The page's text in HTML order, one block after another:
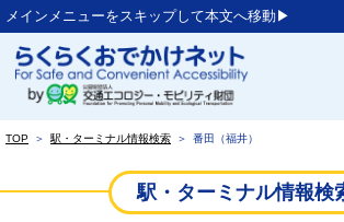
メインメニューをスキップして本文へ移動▶︎
TOP ＞ 駅・ターミナル情報検索 ＞ 番田（福井）
駅・ターミナル情報検